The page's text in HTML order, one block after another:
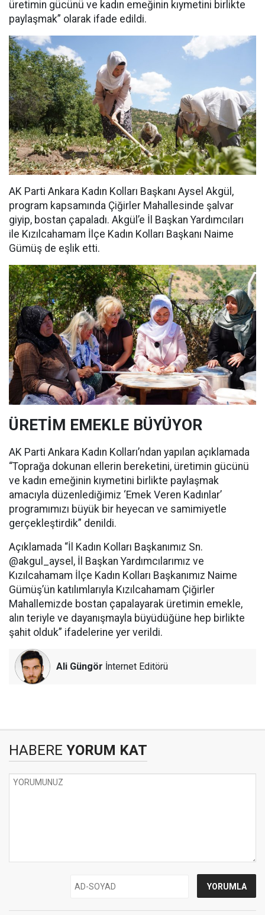
üretimin gücünü ve kadın emeğinin kıymetini birlikte
paylaşmak” olarak ifade edildi.
AK Parti Ankara Kadın Kolları Başkanı Aysel Akgül,
program kapsamında Çiğirler Mahallesinde şalvar
giyip, bostan çapaladı. Akgül’e İl Başkan Yardımcıları
ile Kızılcahamam İlçe Kadın Kolları Başkanı Naime
Gümüş de eşlik etti.
ÜRETİM EMEKLE BÜYÜYOR
AK Parti Ankara Kadın Kolları’ndan yapılan açıklamada
“Toprağa dokunan ellerin bereketini, üretimin gücünü
ve kadın emeğinin kıymetini birlikte paylaşmak
amacıyla düzenlediğimiz ‘Emek Veren Kadınlar’
programımızı büyük bir heyecan ve samimiyetle
gerçekleştirdik” denildi.
Açıklamada “İl Kadın Kolları Başkanımız Sn.
@akgul_aysel, İl Başkan Yardımcılarımız ve
Kızılcahamam İlçe Kadın Kolları Başkanımız Naime
Gümüş’ün katılımlarıyla Kızılcahamam Çiğirler
Mahallemizde bostan çapalayarak üretimin emekle,
alın teriyle ve dayanışmayla büyüdüğüne hep birlikte
şahit olduk” ifadelerine yer verildi.
Ali Güngör İnternet Editörü
HABERE YORUM KAT